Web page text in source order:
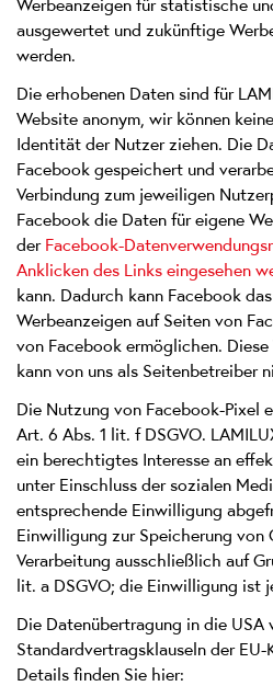
Werbeanzeigen für statistische
ausgewertet und zukünftige
werden.
Die erhobenen Daten sind für
Website anonym, wir können
Identität der Nutzer ziehen. Die
Facebook gespeichert und
Verbindung zum jeweiligen
Facebook die Daten für eigene
der Facebook-
Anklicken des Links eingesehen
kann. Dadurch kann Facebook
Werbeanzeigen auf Seiten von
von Facebook ermöglichen.
kann von uns als Seitenbetreiber
Die Nutzung von Facebook-Pixel
Art. 6 Abs. 1 lit. f DSGVO.
ein berechtigtes Interesse an
unter Einschluss der sozialen
entsprechende Einwilligung
Einwilligung zur Speicherung
Verarbeitung ausschließlich auf
lit. a DSGVO; die Einwilligung ist
Die Datenübertragung in die USA
Standardvertragsklauseln der
Details finden Sie hier: